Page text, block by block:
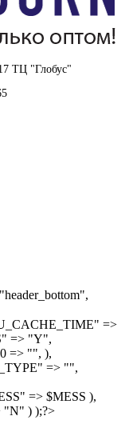
ТЦ "Глобус"
=>
=> "Y",
=> "", ),
=> "",
=> $MESS ),
"N" ) );?>